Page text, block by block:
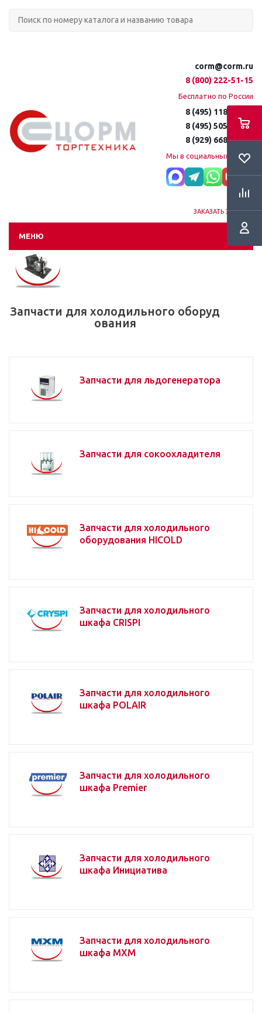
corm@corm.ru
8 (800) 222-51-15
Бесплатно по России
8 (495) 118-61-16
8 (495) 505-51-15
8 (929) 668-95-35
Мы в социальных сетях:
ЗАКАЗАТЬ ЗВОНОК
МЕНЮ
Запчасти для холодильного оборуд
ования
Запчасти для льдогенератора
Запчасти для сокоохладителя
Запчасти для холодильного
оборудования HICOLD
Запчасти для холодильного
шкафа CRISPI
Запчасти для холодильного
шкафа POLAIR
Запчасти для холодильного
шкафа Premier
Запчасти для холодильного
шкафа Инициатива
Запчасти для холодильного
шкафа МХМ